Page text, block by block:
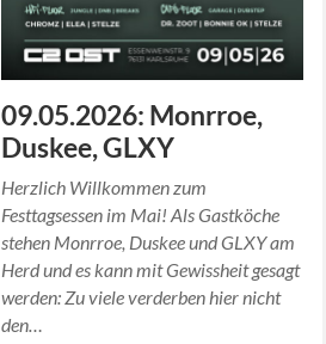
09.05.2026: Monrroe,
Duskee, GLXY
Herzlich Willkommen zum
Festtagsessen im Mai! Als Gastköche
stehen Monrroe, Duskee und GLXY am
Herd und es kann mit Gewissheit gesagt
werden: Zu viele verderben hier nicht
den…